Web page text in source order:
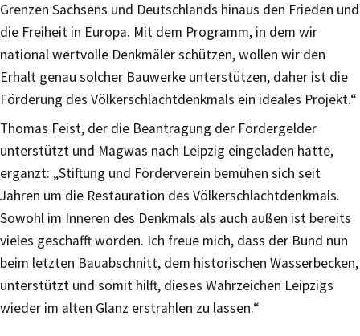
Grenzen Sachsens und Deutschlands hinaus den Frieden und
die Freiheit in Europa. Mit dem Programm, in dem wir
national wertvolle Denkmäler schützen, wollen wir den
Erhalt genau solcher Bauwerke unterstützen, daher ist die
Förderung des Völkerschlachtdenkmals ein ideales Projekt.“
Thomas Feist, der die Beantragung der Fördergelder
unterstützt und Magwas nach Leipzig eingeladen hatte,
ergänzt: „Stiftung und Förderverein bemühen sich seit
Jahren um die Restauration des Völkerschlachtdenkmals.
Sowohl im Inneren des Denkmals als auch außen ist bereits
vieles geschafft worden. Ich freue mich, dass der Bund nun
beim letzten Bauabschnitt, dem historischen Wasserbecken,
unterstützt und somit hilft, dieses Wahrzeichen Leipzigs
wieder im alten Glanz erstrahlen zu lassen.“